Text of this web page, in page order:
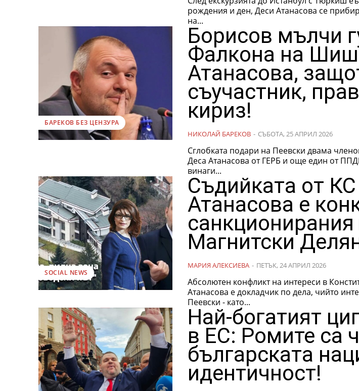
рождения и ден, Деси Атанасова се
на...
БАРЕКОВ БЕЗ ЦЕНЗУРА
Борисов мълчи
Фалкона на
Атанасова,
съучастник,
кириз!
НИКОЛАЙ БАРЕКОВ - СЪБОТА, 25 АПРИЛ 2026
Сглобката подари на Пеевски двама
Деса Атанасова от ГЕРБ и още един от
винаги...
SOCIAL NEWS
Съдийката от
Атанасова е
санкционирания
Магнитски
МАРИЯ АЛЕКСИЕВА - ПЕТЪК, 24 АПРИЛ 2026
Абсолютен конфликт на интереси в
Атанасова е докладчик по дела, чийто
Пеевски - като...
Най-богатият
в ЕС: Ромите са
българската
идентичност!